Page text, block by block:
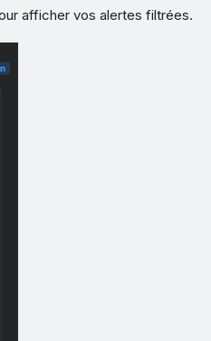
afficher vos alertes filtrées.